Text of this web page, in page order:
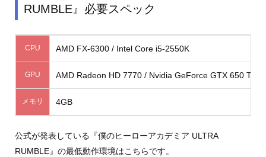
RUMBLE』必要スペック
CPU AMD FX-6300 / Intel Core i5-2550K
GPU AMD Radeon HD 7770 / Nvidia GeForce GTX 650 Ti
メモリ 4GB
公式が発表している『僕のヒーローアカデミア ULTRA
RUMBLE』の最低動作環境はこちらです。